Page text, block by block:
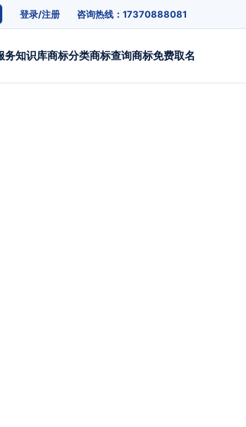
登录/注册 咨询热线：17370888081
务知识库商标分类商标查询商标免费取名